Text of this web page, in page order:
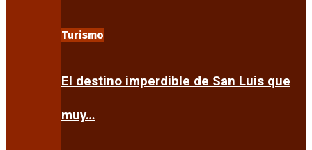
Turismo
El destino imperdible de San Luis que
muy…